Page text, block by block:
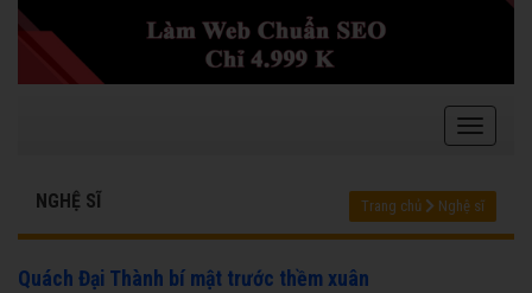
NGHỆ SĨ Trang chủ Nghệ sĩ
Quách Đại Thành bí mật trước thềm xuân